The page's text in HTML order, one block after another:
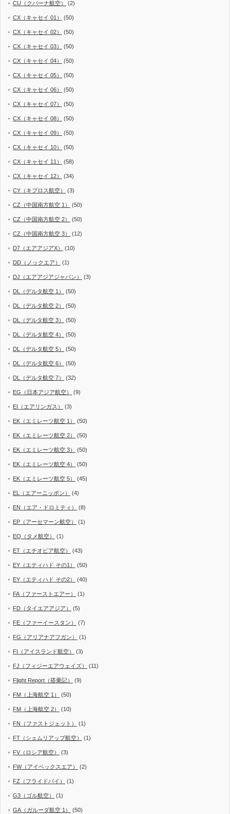
CU（クバーナ航空） (2)
CX（キャセイ 01） (50)
CX（キャセイ 02） (50)
CX（キャセイ 03） (50)
CX（キャセイ 04） (50)
CX（キャセイ 05） (50)
CX（キャセイ 06） (50)
CX（キャセイ 07） (50)
CX（キャセイ 08） (50)
CX（キャセイ 09） (50)
CX（キャセイ 10） (50)
CX（キャセイ 11） (58)
CX（キャセイ 12） (34)
CY（キプロス航空） (3)
CZ（中国南方航空 1） (50)
CZ（中国南方航空 2） (50)
CZ（中国南方航空 3） (12)
D7（エアアジアX） (10)
DD（ノックエア） (1)
DJ（エアアジアジャパン） (3)
DL（デルタ航空 1） (50)
DL（デルタ航空 2） (50)
DL（デルタ航空 3） (50)
DL（デルタ航空 4） (50)
DL（デルタ航空 5） (50)
DL（デルタ航空 6） (50)
DL（デルタ航空 7） (32)
EG（日本アジア航空） (9)
EI（エアリンガス） (3)
EK（エミレーツ航空 1） (50)
EK（エミレーツ航空 2） (50)
EK（エミレーツ航空 3） (50)
EK（エミレーツ航空 4） (50)
EK（エミレーツ航空 5） (45)
EL（エアーニッポン） (4)
EN（エア・ドロミティ） (8)
EP（アーセマーン航空） (1)
EQ（タメ航空） (1)
ET（エチオピア航空） (43)
EY（エティハド その1） (50)
EY（エティハド その2） (40)
FA（ファーストエアー） (1)
FD（タイエアアジア） (5)
FE（ファーイースタン） (7)
FG（アリアナアフガン） (1)
FI（アイスランド航空） (3)
FJ（フィジーエアウェイズ） (11)
Flight Report（搭乗記） (9)
FM（上海航空 1） (50)
FM（上海航空 2） (10)
FN（ファストジェット） (1)
FT（シェムリアップ航空） (1)
FV（ロシア航空） (3)
FW（アイベックスエア） (2)
FZ（フライドバイ） (1)
G3（ゴル航空） (1)
GA（ガルーダ航空 1） (50)